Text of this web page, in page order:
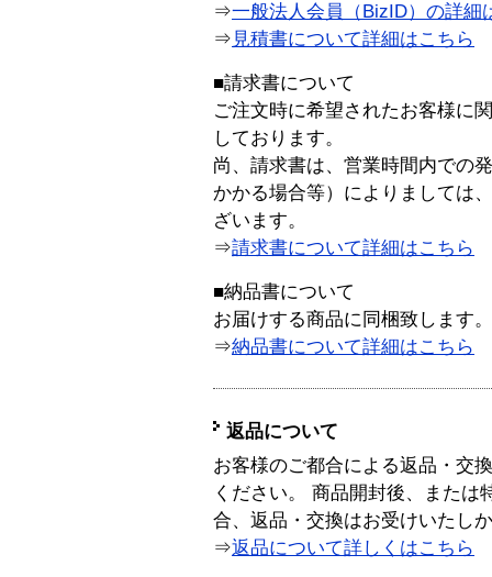
⇒一般法人会員（BizID）の詳細
⇒ 見積書について詳細はこちら
■請求書について
ご注文時に希望されたお客様に
しております。
尚、請求書は、営業時間内での
かかる場合等）によりましては
ざいます。
⇒請求書について詳細はこちら
■納品書について
お届けする商品に同梱致します。
⇒納品書について詳細はこちら
返品について
お客様のご都合による返品・交
ください。 商品開封後、または
合、返品・交換はお受けいたし
⇒返品について詳しくはこちら